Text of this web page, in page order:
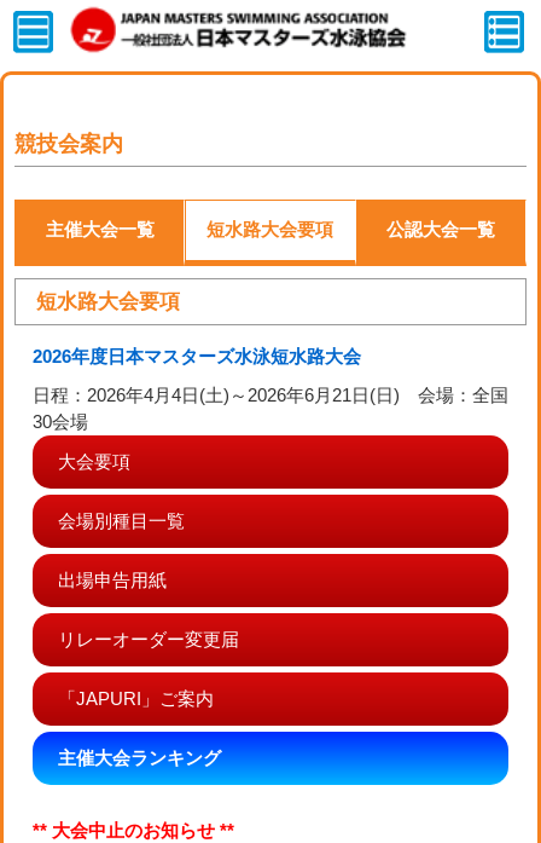
競技会案内
主催大会一覧 短水路大会要項 公認大会一覧
短水路大会要項
2026年度日本マスターズ水泳短水路大会
日程：2026年4月4日(土)～2026年6月21日(日) 会場：全国
30会場
大会要項
会場別種目一覧
出場申告用紙
リレーオーダー変更届
「JAPURI」ご案内
主催大会ランキング
** 大会中止のお知らせ **